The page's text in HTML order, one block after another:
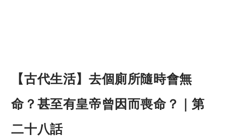
【古代生活】去個廁所隨時會無
命？甚至有皇帝曾因而喪命？｜第
二十八話